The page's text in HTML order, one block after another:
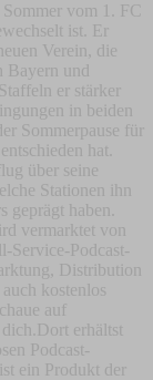
vom 1. FC
ist. Er
Verein, die
Bayern und
er stärker
in beiden
Sommerpause für
hat.
über seine
Stationen ihn
haben.
vermarktet von
Service-Podcast-
Distribution
kostenlos
auf
erhältst
Podcast-
ein Produkt der